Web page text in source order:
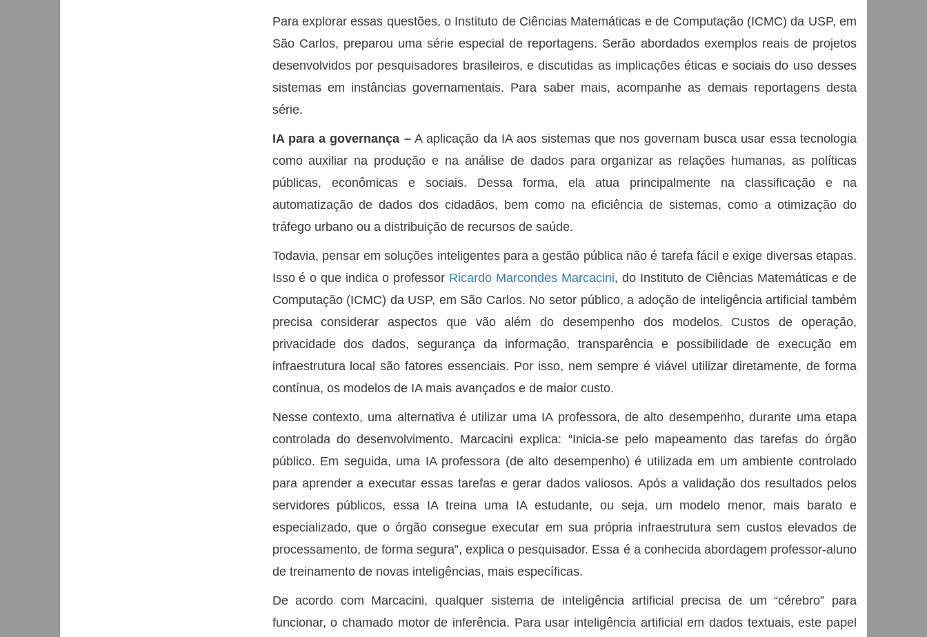
Para explorar essas questões, o Instituto de Ciências Matemáticas e de Computação (ICMC) da USP, em
São Carlos, preparou uma série especial de reportagens. Serão abordados exemplos reais de projetos
desenvolvidos por pesquisadores brasileiros, e discutidas as implicações éticas e sociais do uso desses
sistemas em instâncias governamentais. Para saber mais, acompanhe as demais reportagens desta
série.
IA para a governança –A aplicação da IA aos sistemas que nos governam busca usar essa tecnologia
como auxiliar na produção e na análise de dados para organizar as relações humanas, as políticas
públicas, econômicas e sociais. Dessa forma, ela atua principalmente na classificação e na
automatização de dados dos cidadãos, bem como na eficiência de sistemas, como a otimização do
tráfego urbano ou a distribuição de recursos de saúde.
Todavia, pensar em soluções inteligentes para a gestão pública não é tarefa fácil e exige diversas etapas.
Isso é o que indica o professor Ricardo Marcondes Marcacini, do Instituto de Ciências Matemáticas e de
Computação (ICMC) da USP, em São Carlos. No setor público, a adoção de inteligência artificial também
precisa considerar aspectos que vão além do desempenho dos modelos. Custos de operação,
privacidade dos dados, segurança da informação, transparência e possibilidade de execução em
infraestrutura local são fatores essenciais. Por isso, nem sempre é viável utilizar diretamente, de forma
contínua, os modelos de IA mais avançados e de maior custo.
Nesse contexto, uma alternativa é utilizar uma IA professora, de alto desempenho, durante uma etapa
controlada do desenvolvimento. Marcacini explica: “Inicia-se pelo mapeamento das tarefas do órgão
público. Em seguida, uma IA professora (de alto desempenho) é utilizada em um ambiente controlado
para aprender a executar essas tarefas e gerar dados valiosos. Após a validação dos resultados pelos
servidores públicos, essa IA treina uma IA estudante, ou seja, um modelo menor, mais barato e
especializado, que o órgão consegue executar em sua própria infraestrutura sem custos elevados de
processamento, de forma segura”, explica o pesquisador. Essa é a conhecida abordagem professor-aluno
de treinamento de novas inteligências, mais específicas.
De acordo com Marcacini, qualquer sistema de inteligência artificial precisa de um “cérebro” para
funcionar, o chamado motor de inferência. Para usar inteligência artificial em dados textuais, este papel